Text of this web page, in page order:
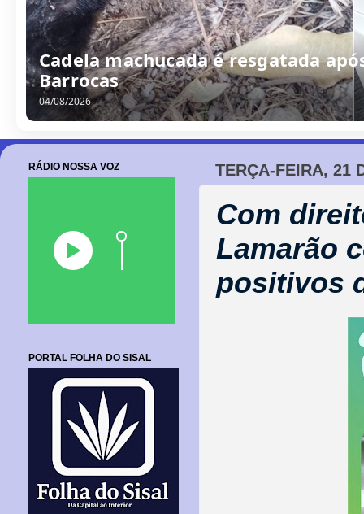
/
0
8
2
0
2
6
TERÇA-FEIRA, 21
Com
Lamarão
positivos
RÁDIO NOSSA VOZ
PORTAL FOLHA DO SISAL